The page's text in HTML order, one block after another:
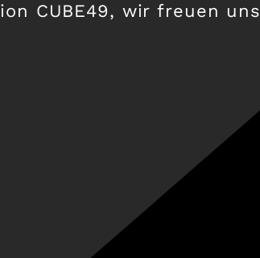
CUBE49, wir freuen uns